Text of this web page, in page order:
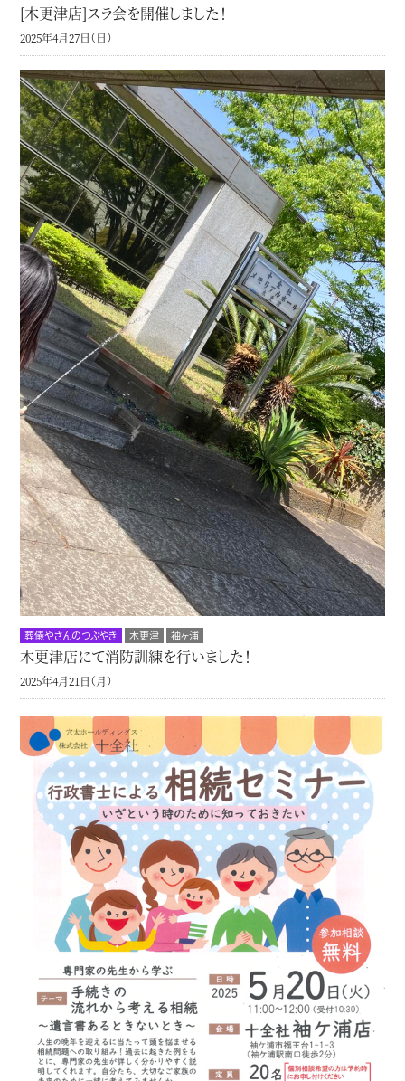
[木更津店]スラ会を開催しました！
2025年4月27日（日）
葬儀やさんのつぶやき 木更津 袖ヶ浦
木更津店にて消防訓練を行いました！
2025年4月21日（月）